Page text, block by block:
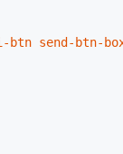
btn send-btn-